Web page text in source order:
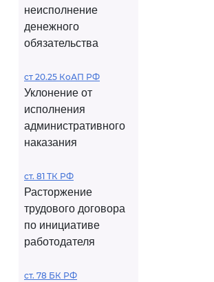
неисполнение
денежного
обязательства
ст 20.25 КоАП РФ
Уклонение от
исполнения
административного
наказания
ст. 81 ТК РФ
Расторжение
трудового договора
по инициативе
работодателя
ст. 78 БК РФ